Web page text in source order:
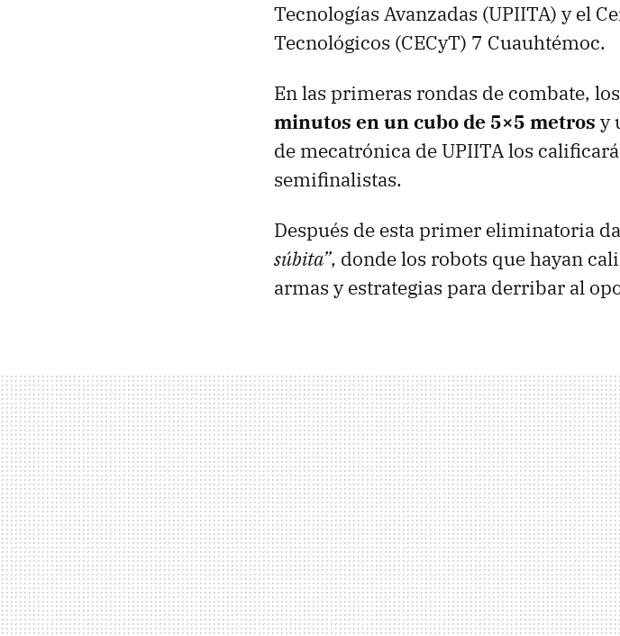
Tecnologías Avanzadas (UPIITA) y el
Tecnológicos (CECyT) 7 Cuauhtémoc.
En las primeras rondas de combate,
minutos en un cubo de 5×5 metros y
de mecatrónica de UPIITAlos
semifinalistas.
Después de esta primer eliminatoria
súbita”, donde los robots que hayan
armas y estrategias para derribar al